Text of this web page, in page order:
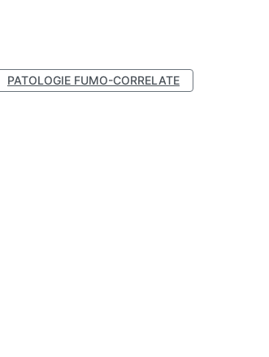
PATOLOGIE FUMO-CORRELATE